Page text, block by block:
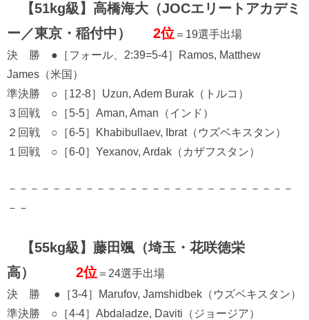
【51kg級】高橋海大（JOCエリートアカデミ
ー／東京・稲付中）
2位 ＝19選手出場
決 勝 ●［フォール、2:39=5-4］Ramos, Matthew
James（米国）
準決勝 ○［12-8］Uzun, Adem Burak（トルコ）
３回戦 ○［5-5］Aman, Aman（インド）
２回戦 ○［6-5］Khabibullaev, Ibrat（ウズベキスタン）
１回戦 ○［6-0］Yexanov, Ardak（カザフスタン）
－－－－－－－－－－－－－－－－－－－－－－－－－－
－－
【55kg級】藤田颯（埼玉・花咲徳栄
高） 2位 ＝24選手出場
決 勝 ●［3-4］Marufov, Jamshidbek（ウズベキスタン）
準決勝 ○［4-4］Abdaladze, Daviti（ジョージア）